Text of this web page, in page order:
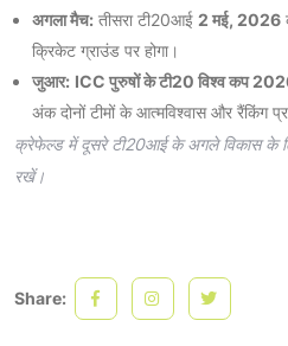
अगला मैच: तीसरा टी20आई 2 मई, 2026
क्रिकेट ग्राउंड पर होगा।
जुआर: ICC पुरुषों के टी20 विश्व कप
अंक दोनों टीमों के आत्मविश्वास और रैंकिंग
क्रेफेल्ड में दूसरे टी20आई के अगले विकास के
रखें।
Share: